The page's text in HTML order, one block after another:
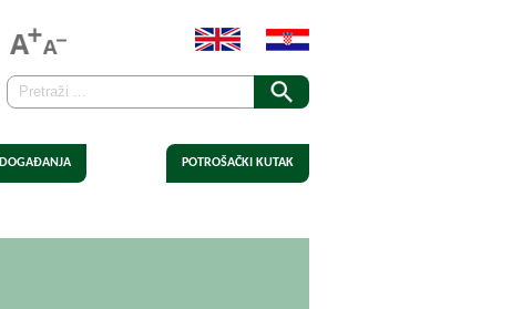
DOGAĐANJA POTROŠAČKI KUTAK